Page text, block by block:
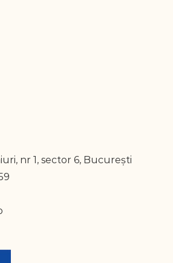
nr 1, sector 6, București